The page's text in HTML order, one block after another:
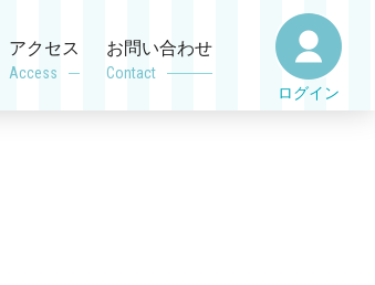
アクセス
Access
お問い合わせ
Contact
ログイン